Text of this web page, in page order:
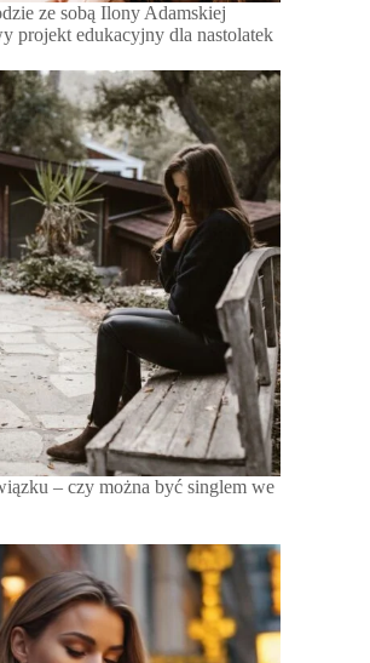
ze sobą Ilony Adamskiej
projekt edukacyjny dla nastolatek
– czy można być singlem we